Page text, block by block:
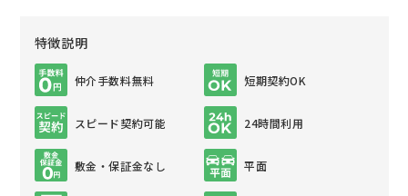
特徴説明
仲介手数料無料 短期契約OK
スピード契約可能 24時間利用
敷金・保証金なし 平面